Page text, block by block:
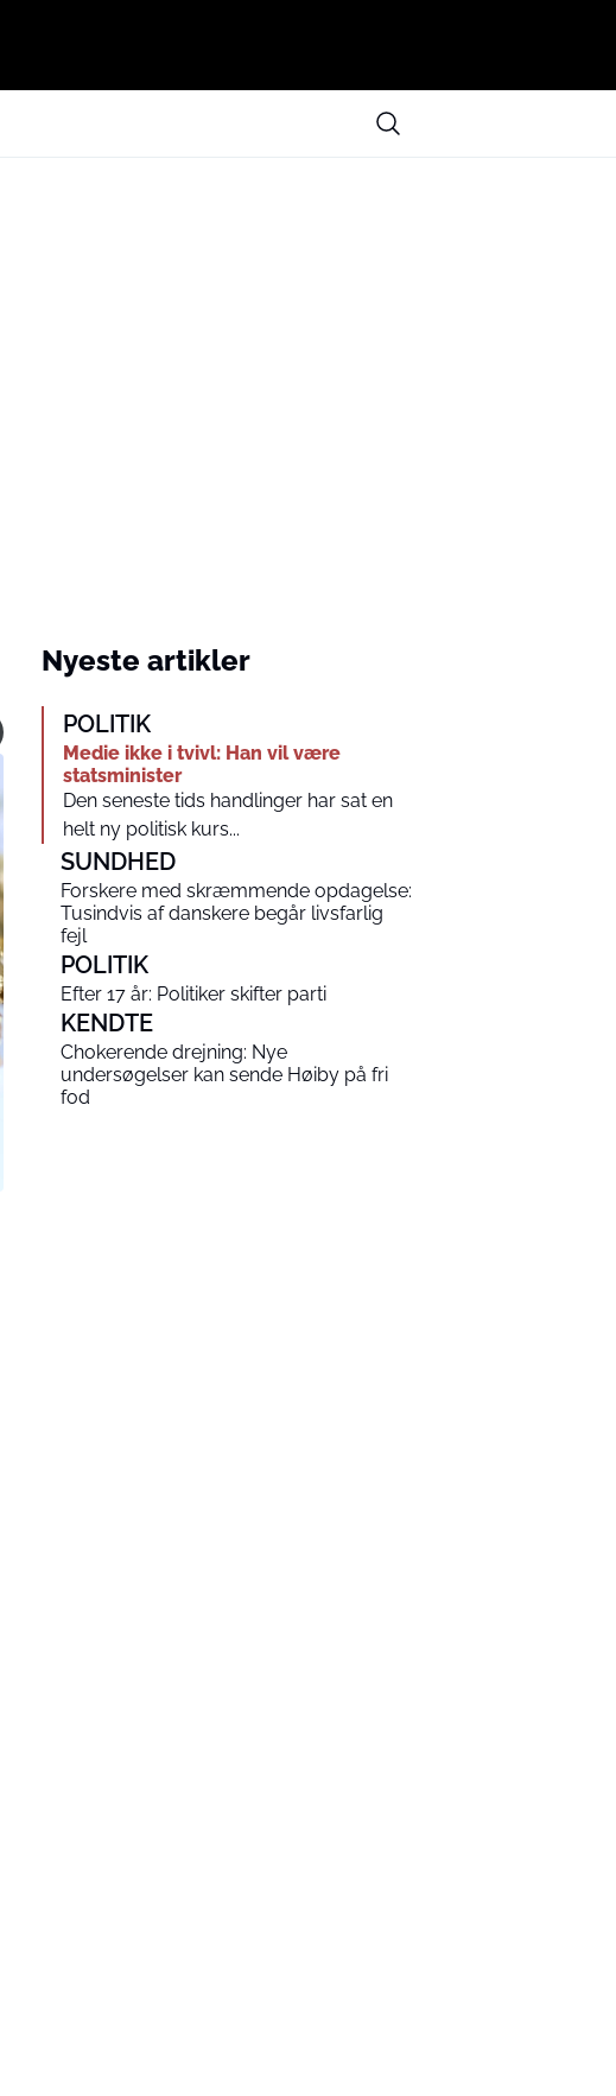
Nyeste artikler
POLITIK
Medie ikke i tvivl: Han vil være
statsminister
Den seneste tids handlinger har sat en
helt ny politisk kurs...
SUNDHED
Forskere med skræmmende opdagelse:
Tusindvis af danskere begår livsfarlig
fejl
POLITIK
Efter 17 år: Politiker skifter parti
KENDTE
Chokerende drejning: Nye
undersøgelser kan sende Høiby på fri
fod